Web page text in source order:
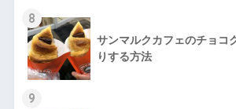
8
サンマルクカフェのチョコ
りする方法
9